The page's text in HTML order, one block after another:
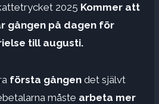
2025 Kommer att
gången på dagen för
till augusti.
första gången det självt
måste arbeta mer